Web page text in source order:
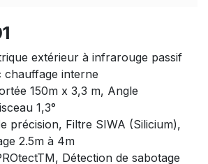
extérieur à infrarouge passif
chauffage interne
150m x 3,3 m, Angle
1,3°
précision, Filtre SIWA (Silicium),
2.5m à 4m
Détection de sabotage